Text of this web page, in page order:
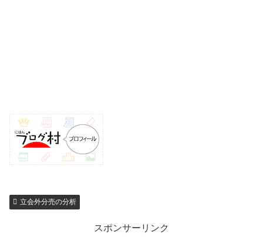
立会外分売の分析
スポンサーリンク